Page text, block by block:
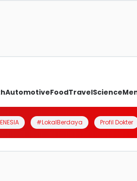
AutomotiveFoodTravelScience
#LokalBerdaya Profil Dokter